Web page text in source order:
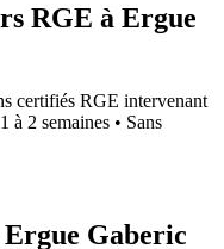
RGE à Ergue
certifiés RGE intervenant
1 à 2 semaines • Sans
Ergue Gaberic